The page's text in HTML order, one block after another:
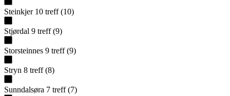
Steinkjer 10 treff (10)
Stjørdal 9 treff (9)
Storsteinnes 9 treff (9)
Stryn 8 treff (8)
Sunndalsøra 7 treff (7)